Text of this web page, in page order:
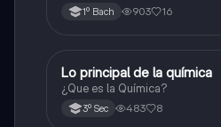
1º Bach 903 16
Química
Lo principal de la química
¿Que es la Química?
3º Sec 483 8